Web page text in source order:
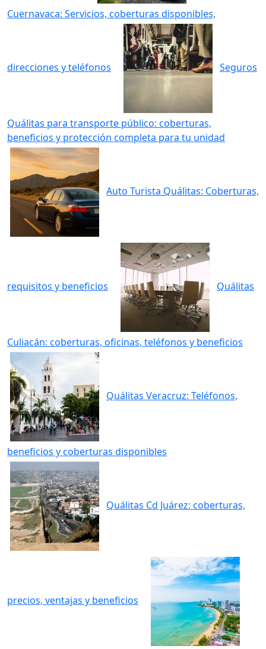
Cuernavaca: Servicios, coberturas disponibles,
direcciones y teléfonos Seguros
Quálitas para transporte público: coberturas,
beneficios y protección completa para tu unidad
Auto Turista Quálitas: Coberturas,
requisitos y beneficios Quálitas
Culiacán: coberturas, oficinas, teléfonos y beneficios
Quálitas Veracruz: Teléfonos,
beneficios y coberturas disponibles
Quálitas Cd Juárez: coberturas,
precios, ventajas y beneficios